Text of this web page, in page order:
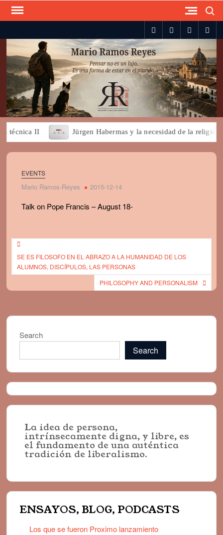
Skip
spotifytwitterfacebook
II Jürgen Habermas y la necesidad de la religión
EVENTS
Mario Ramos-Reyes 2015-12-14
Talk on Pope Francis – August 18-
Post
navigation
SE ES FILOSOFO EN EL ABRAZO A LA HUMANIDAD DE LOS
ALUMNOS, DISCÍPULOS, LAS PERSONAS
PHILOSOPHY AND PERSONALISM
Search
Search
La idea de persona,
intrínsecamente digna, y libre, es
el fundamento de una auténtica
tradición de liberalismo.
ENSAYOS, BLOG, PODCASTS
Los que se fueron Proximo lanzamiento